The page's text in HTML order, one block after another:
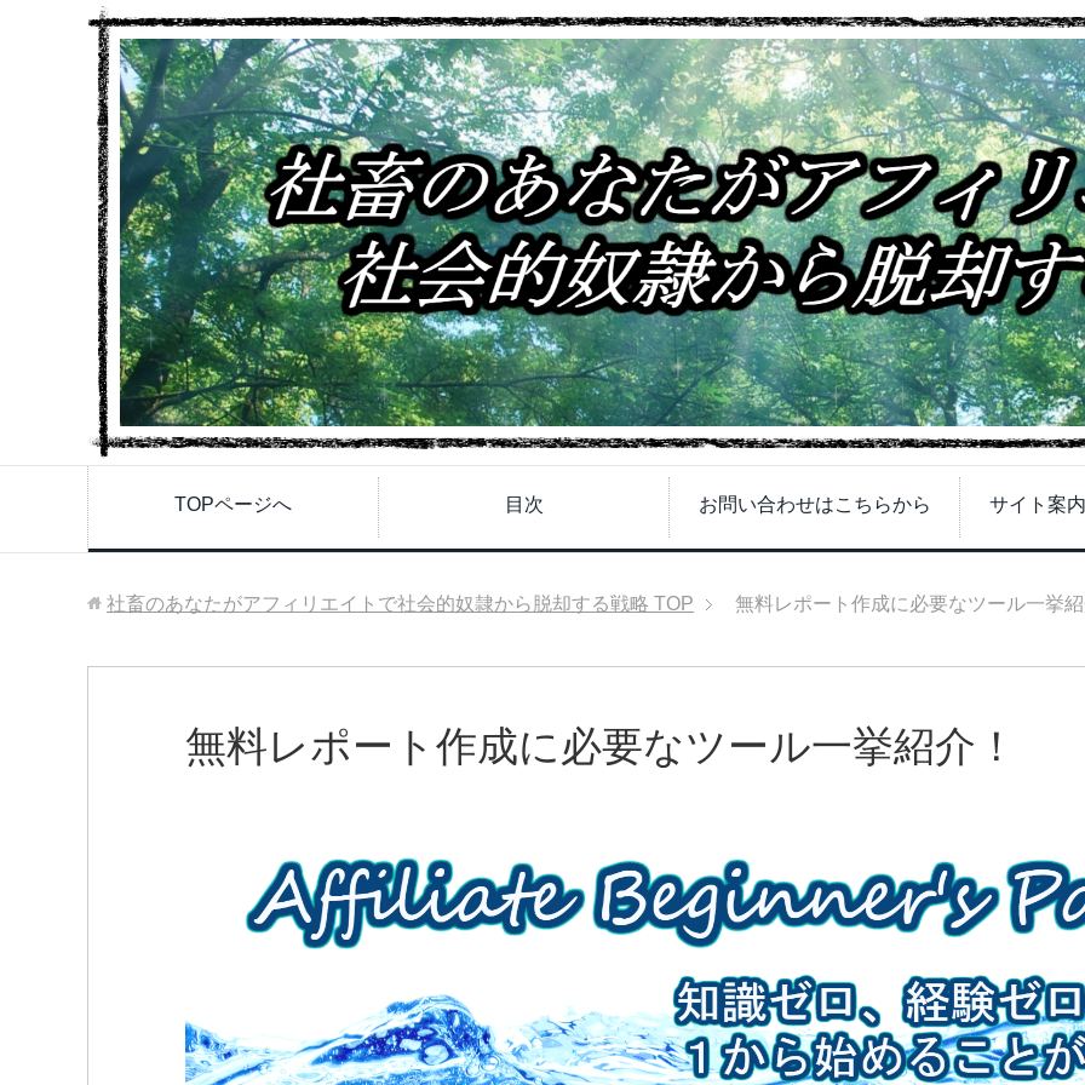
TOPページへ 目次 お問い合わせはこちらから サイト案
社畜のあなたがアフィリエイトで社会的奴隷から脱却する戦略 TOP 無料レポート作成に必要なツール一挙
無料レポート作成に必要なツール一挙紹介！